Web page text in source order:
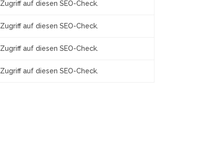
auf diesen SEO-Check.
auf diesen SEO-Check.
auf diesen SEO-Check.
auf diesen SEO-Check.